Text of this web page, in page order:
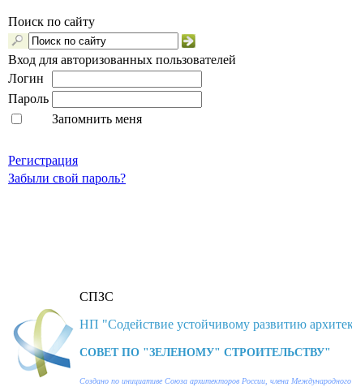
Поиск по сайту
Вход для авторизованных пользователей
Логин
Пароль
Запомнить меня
Регистрация
Забыли свой пароль?
СПЗС
НП "Содействие устойчивому развитию
СОВЕТ ПО "ЗЕЛЕНОМУ" СТРОИТЕЛЬСТВУ"
Создано по инициативе Союза архитекторов России, члена